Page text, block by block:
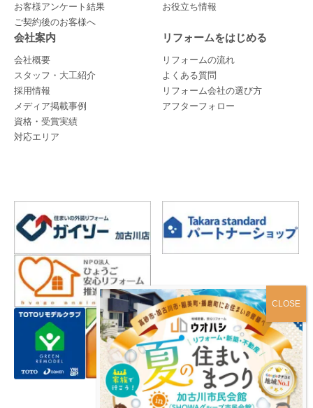
お客様アンケート結果
ご契約後のお客様へ
お役立ち情報
会社案内
会社概要
スタッフ・大工紹介
採用情報
メディア掲載事例
資格・受賞実績
対応エリア
リフォームをはじめる
リフォームの流れ
よくある質問
リフォーム会社の選び方
アフターフォロー